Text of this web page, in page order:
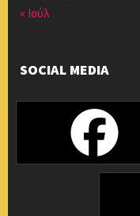
« Ιούλ
SOCIAL MEDIA